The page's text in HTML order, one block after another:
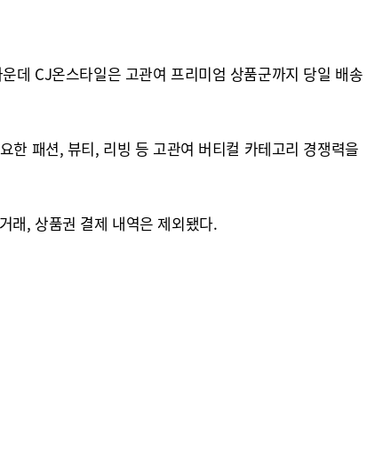
데 CJ온스타일은 고관여 프리미엄 상품군까지 당일 배송
한 패션, 뷰티, 리빙 등 고관여 버티컬 카테고리 경쟁력을
래, 상품권 결제 내역은 제외됐다.